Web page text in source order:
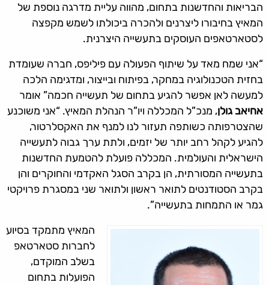
הבריאות והחדשנות בתחום, מהווה עליית מדרגה נוספת של
המאיץ בחיבורו ליצרנים ולהכרה ביכולתו לשמש מקפצה
לסטארטאפים העוסקים בתעשייה היצרנית.
“אני שמח מאד על שיתוף הפעולה עם פיליפס, חברה שעומדת
בחזית הטכנולוגיה במחקר, בפיתוח ובייצור, ומדגימה הלכה
למעשה לאן אפשר להגיע בתחום של תעשייה חכמה” אומר
אחיאב גולן, מנכ”ל המכללה ויו”ר הנהלת המאיץ. “אני משוכנע
שהצטרפותה כשותפה תעזור לנו למנף את האקסלרטור,
להגיע לקהל רחב יותר של יזמים, ולתת ערך גבוה לתעשייה
הישראלית והעולמית. המכללה פועלת להטמעת החדשנות
בתעשייה המסורתית, הן בקרב הסגל האקדמי והחוקרים והן
בקרב הסטודנטים לתואר ראשון ולתואר שני במסגרת פרויקטי
גמר או התמחות בתעשייה”.
המאיץ מתמקד בסיוע
לחברות סטארטאפ
בשלב המוקדם,
הפועלות בתחום